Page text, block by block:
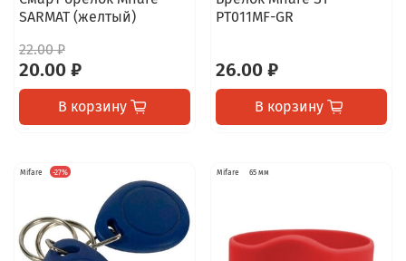
SARMAT (желтый)
22.00 ₽
20.00 ₽
В корзину
PT011MF-GR
26.00 ₽
В корзину
Mifare -27% Mifare 65 мм